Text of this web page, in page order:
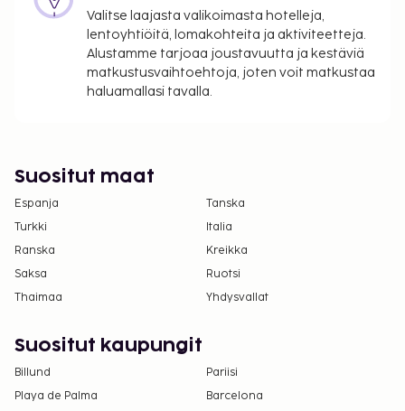
hotellin yrityskuvaa ja niitä käytetään vain
havainnollistamistarkoituksessa.
Pysäköintialueella on korkeusrajoituksia.
Kaikki maksut voidaan maksaa käteisettömillä
maksutavoilla.
Valitse laajasta valikoimasta hotelleja,
lentoyhtiöitä, lomakohteita ja aktiviteetteja.
Alustamme tarjoaa joustavuutta ja kestäviä
matkustusvaihtoehtoja, joten voit matkustaa
haluamallasi tavalla.
Suositut maat
Espanja
Tanska
Turkki
Italia
Ranska
Kreikka
Saksa
Ruotsi
Thaimaa
Yhdysvallat
Suositut kaupungit
Billund
Pariisi
Playa de Palma
Barcelona